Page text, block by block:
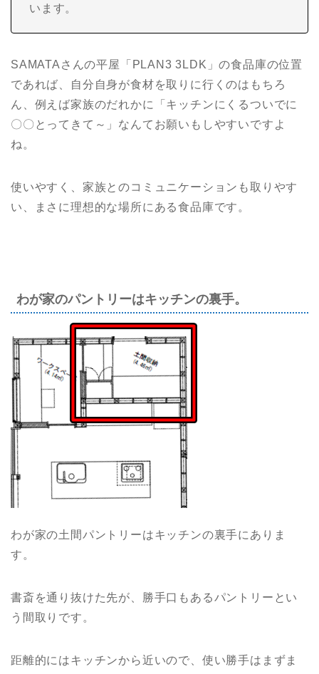
います。
SAMATAさんの平屋「PLAN3 3LDK」の食品庫の位置
であれば、自分自身が食材を取りに行くのはもちろ
ん、例えば家族のだれかに「キッチンにくるついでに
〇〇とってきて～」なんてお願いもしやすいですよ
ね。
使いやすく、家族とのコミュニケーションも取りやす
い、まさに理想的な場所にある食品庫です。
わが家のパントリーはキッチンの裏手。
わが家の土間パントリーはキッチンの裏手にありま
す。
書斎を通り抜けた先が、勝手口もあるパントリーとい
う間取りです。
距離的にはキッチンから近いので、使い勝手はまずま